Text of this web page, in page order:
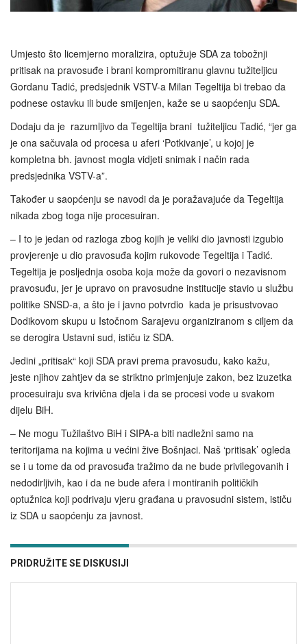
Umjesto što licemjerno moralizira, optužuje SDA za tobožnji
pritisak na pravosuđe i brani kompromitiranu glavnu tužiteljicu
Gordanu Tadić, predsjednik VSTV-a Milan Tegeltija bi trebao da
podnese ostavku ili bude smijenjen, kaže se u saopćenju SDA.
Dodaju da je razumljivo da Tegeltija brani tužiteljicu Tadić, “jer ga
je ona sačuvala od procesa u aferi ‘Potkivanje’, u kojoj je
kompletna bh. javnost mogla vidjeti snimak i način rada
predsjednika VSTV-a”.
Također u saopćenju se navodi da je poražavajuće da Tegeltija
nikada zbog toga nije procesuiran.
– I to je jedan od razloga zbog kojih je veliki dio javnosti izgubio
provjerenje u dio pravosuđa kojim rukovode Tegeltija i Tadić.
Tegeltija je posljednja osoba koja može da govori o nezavisnom
pravosuđu, jer je upravo on pravosudne institucije stavio u službu
politike SNSD-a, a što je i javno potvrdio kada je prisustvovao
Dodikovom skupu u Istočnom Sarajevu organiziranom s ciljem da
se derogira Ustavni sud, ističu iz SDA.
Jedini „pritisak“ koji SDA pravi prema pravosuđu, kako kažu,
jeste njihov zahtjev da se striktno primjenjuje zakon, bez izuzetka
procesuiraju sva krivična djela i da se procesi vode u svakom
dijelu BiH.
– Ne mogu Tužilaštvo BiH i SIPA-a biti nadležni samo na
teritorijama na kojima u većini žive Bošnjaci. Naš ‘pritisak’ ogleda
se i u tome da od pravosuđa tražimo da ne bude privilegovanih i
nedodirljivih, kao i da ne bude afera i montiranih političkih
optužnica koji podrivaju vjeru građana u pravosudni sistem, ističu
iz SDA u saopćenju za javnost.
PRIDRUŽITE SE DISKUSIJI